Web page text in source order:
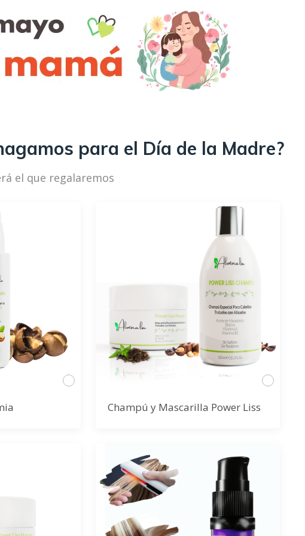
para el Día de la Madre?
el que regalaremos
Champú y Mascarilla Power Liss